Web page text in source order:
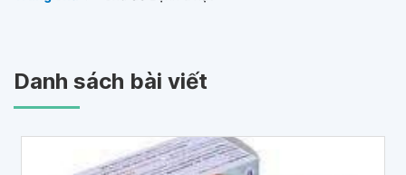
Danh sách bài viết